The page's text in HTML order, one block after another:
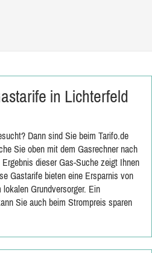
in Lichterfeld
Dann sind Sie beim Tarifo.de
Sie oben mit dem Gasrechner nach
dieser Gas-Suche zeigt Ihnen
Gastarife bieten eine Ersparnis von
Grundversorger. Ein
Sie auch beim Strompreis sparen